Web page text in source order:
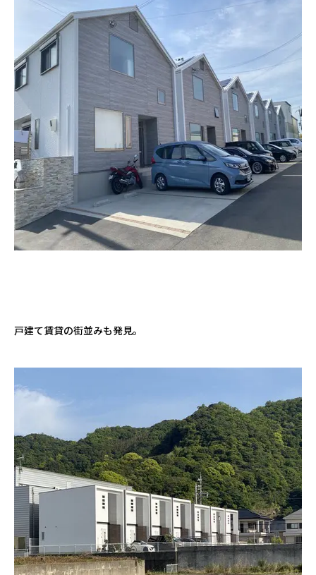
戸建て賃貸の街並みも発見。